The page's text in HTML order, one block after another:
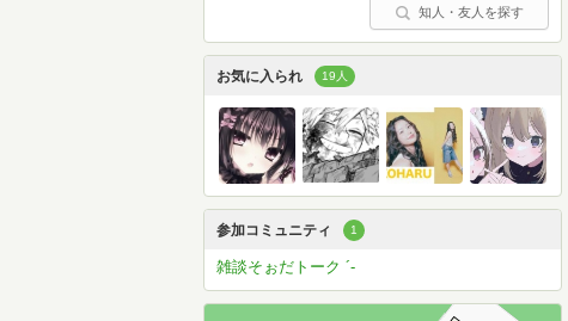
知人・友人を探す
お気に入られ 19人
参加コミュニティ 1
雑談そぉだトーク ´-